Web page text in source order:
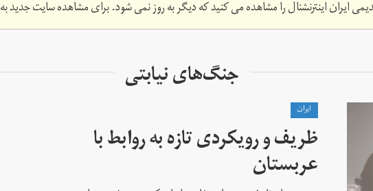
ایران اینترنشنال را مشاهده می کنید که دیگر به روز نمی شود. برای مشاهده سایت جدید به
جنگ‌های نیابتی
ايران
ظریف و رویکردی تازه به روابط با
عربستان